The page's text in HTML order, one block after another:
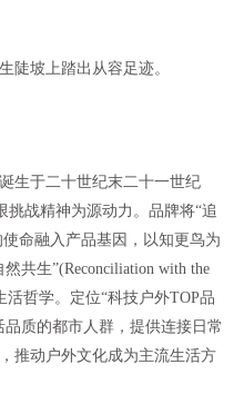
陡坡上踏出从容足迹。
生于二十世纪末二十一世纪
挑战精神为源动力。品牌将“追
命融入产品基因，以知更鸟为
共生”(Reconciliation with the
活哲学。定位“科技户外TOP品
质的都市人群，提供连接日常
推动户外文化成为主流生活方